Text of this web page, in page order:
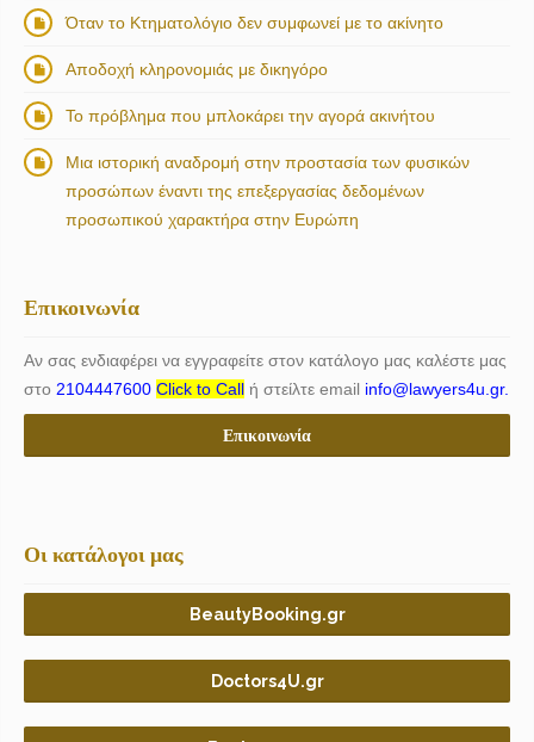
Όταν το Κτηματολόγιο δεν συμφωνεί με το ακίνητο
Αποδοχή κληρονομιάς με δικηγόρο
Το πρόβλημα που μπλοκάρει την αγορά ακινήτου
Μια ιστορική αναδρομή στην προστασία των φυσικών
προσώπων έναντι της επεξεργασίας δεδομένων
προσωπικού χαρακτήρα στην Ευρώπη
Επικοινωνία
Αν σας ενδιαφέρει να εγγραφείτε στον κατάλογο μας καλέστε μας
στο 2104447600 Click to Call ή στείλτε email info@lawyers4u.gr.
Επικοινωνία
Οι κατάλογοι μας
BeautyBooking.gr
Doctors4U.gr